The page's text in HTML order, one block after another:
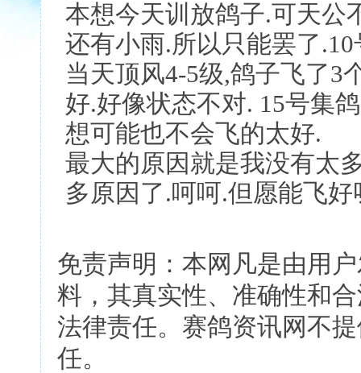
本想今天训放鸽子.可天公
还有小雨.所以只能罢了
当天顶风4-5级,鸽子飞了3
好.好像状态不对. 15号集
想可能也不会飞的太好.
最大的原因就是我没有太
多原因了.呵呵.但愿能飞好
免责声明：本网凡是由用
料，其真实性、准确性和
法律责任。赛鸽资讯网不
任。